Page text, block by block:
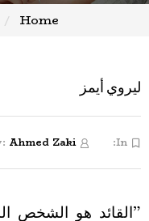
Home
ليروي أيمز
In:
Ahmed Zaki
”القائد هو الشخص